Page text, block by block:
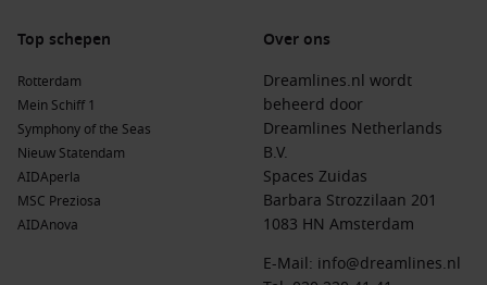
ontvluchten.
met waterparken tot wat rustigere schepen met focus op
gastronomie en service.
Handig te combineren met vliegreis
internationale luchthaven is het vaak makkelijk plannen,
zeker als je ruim vooruit boekt.
planning. Een extra hotelnacht maakt je reis relaxter (geen
Top schepen
Rotterdam
Mein Schiff 1
Symphony of the Seas
Nieuw Statendam
AIDAperla
MSC Preziosa
AIDAnova
Over ons
Dreamlines.nl wordt
beheerd door
Dreamlines Netherlands
B.V.
Spaces Zuidas
Barbara Strozzilaan 201
1083 HN Amsterdam
E-Mail: info@dreamlines.nl